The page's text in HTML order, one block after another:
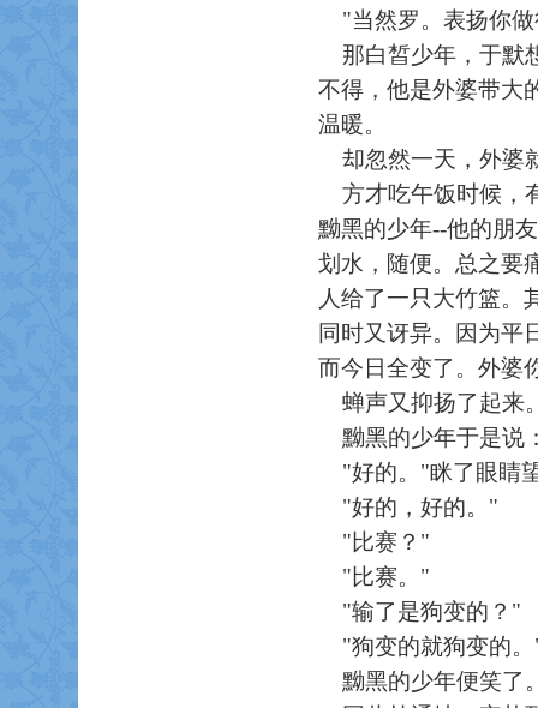
"当然罗。表扬你做
那白皙少年，于默
不得，他是外婆带大
温暖。
却忽然一天，外婆
方才吃午饭时候，
黝黑的少年--他的朋
划水，随便。总之要
人给了一只大竹篮。
同时又讶异。因为平
而今日全变了。外婆
蝉声又抑扬了起来
黝黑的少年于是说
"好的。"眯了眼睛
"好的，好的。"
"比赛？"
"比赛。"
"输了是狗变的？"
"狗变的就狗变的
黝黑的少年便笑了